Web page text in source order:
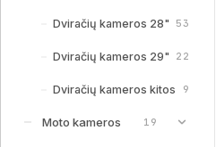
Dviračių kameros 28" 53
Dviračių kameros 29" 22
Dviračių kameros kitos 9
Moto kameros 19